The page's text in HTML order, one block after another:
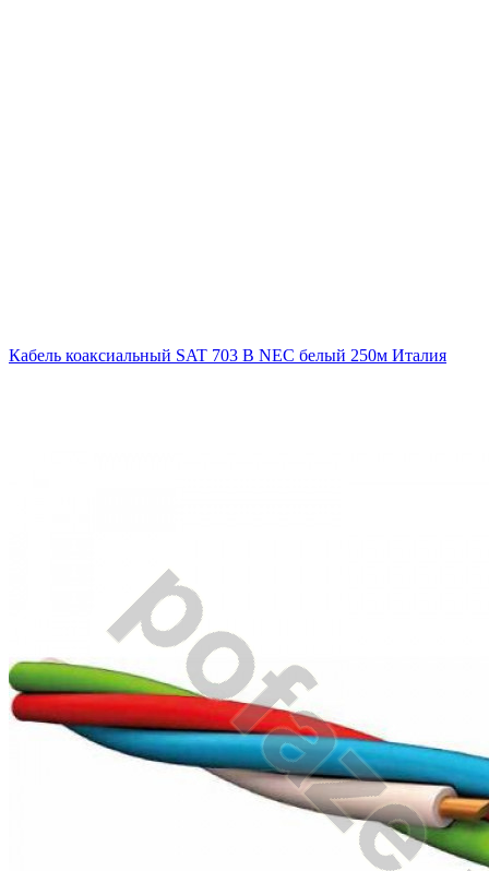
Кабель коаксиальный SAT 703 B NEC белый 250м Италия